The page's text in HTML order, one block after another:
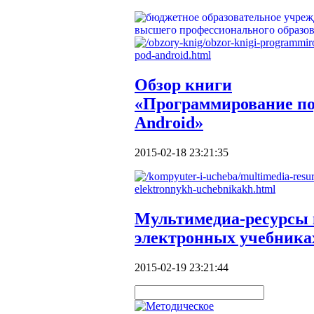
Обзор книги
«Программирование
Android»
2015-02-18 23:21:35
Мультимедиа-ресурсы
электронных
2015-02-19 23:21:44